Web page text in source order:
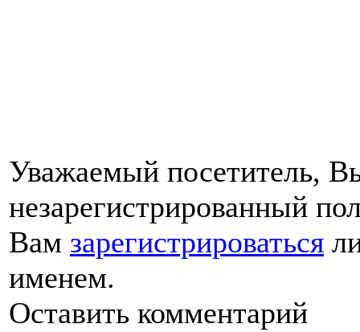
Уважаемый посетитель,
незарегистрированный
Вам зарегистрироваться
именем.
Оставить комментарий